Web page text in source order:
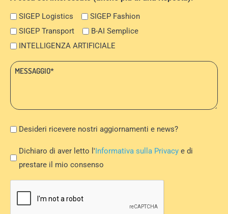
SIGEP Logistics
SIGEP Fashion
SIGEP Transport
B-AI Semplice
INTELLIGENZA ARTIFICIALE
Messaggio:
Newsletter
Desideri ricevere nostri aggiornamenti e news?
Privacy
Policy
*
Dichiaro di aver letto l'Informativa sulla Privacy e di
prestare il mio consenso